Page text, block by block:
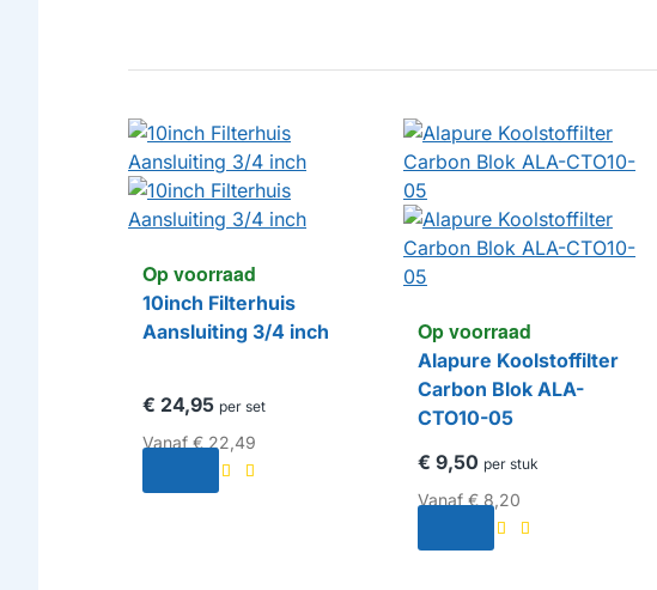
Op voorraad
10inch Filterhuis
Aansluiting 3/4 inch
€ 24,95 per set
Vanaf € 22,49
Op voorraad
Alapure Koolstoffilter
Carbon Blok ALA-
CTO10-05
€ 9,50 per stuk
Vanaf€ 8,20